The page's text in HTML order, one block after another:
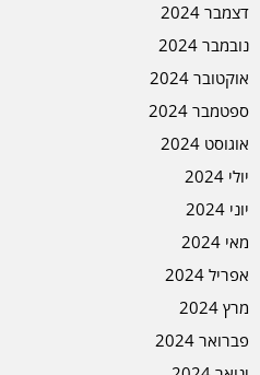
דצמבר 2024
נובמבר 2024
אוקטובר 2024
ספטמבר 2024
אוגוסט 2024
יולי 2024
יוני 2024
מאי 2024
אפריל 2024
מרץ 2024
פברואר 2024